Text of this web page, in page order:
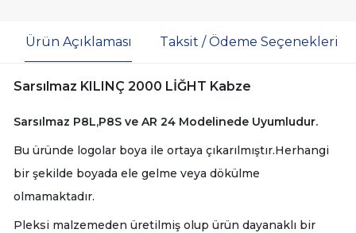
Ürün Açıklaması Taksit / Ödeme Seçenekleri
Sarsılmaz KILINÇ 2000 LİĞHT Kabze
Sarsılmaz P8L,P8S ve AR 24 Modelinede Uyumludur.
Bu üründe logolar boya ile ortaya çıkarılmıştır.Herhangi
bir şekilde boyada ele gelme veya dökülme
olmamaktadır.
Pleksi malzemeden üretilmiş olup ürün dayanaklı bir